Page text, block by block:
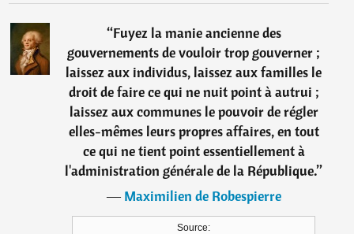
“Fuyez la manie ancienne des
gouvernements de vouloir trop gouverner ;
laissez aux individus, laissez aux familles le
droit de faire ce qui ne nuit point à autrui ;
laissez aux communes le pouvoir de régler
elles-mêmes leurs propres affaires, en tout
ce qui ne tient point essentiellement à
l'administration générale de la République.”
―Maximilien de Robespierre
Source: